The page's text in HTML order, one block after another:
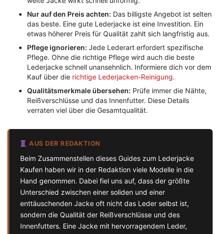
Nur auf den Preis achten: Das billigste Angebot ist selten
das beste. Eine gute Lederjacke ist eine Investition. Ein
etwas höherer Preis für Qualität zahlt sich langfristig aus.
Pflege ignorieren: Jede Lederart erfordert spezifische
Pflege. Ohne die richtige Pflege wird auch die beste
Lederjacke schnell unansehnlich. Informiere dich vor dem
Kauf über die richtige Lederjacken-Reinigung.
Qualitätsmerkmale übersehen: Prüfe immer die Nähte,
Reißverschlüsse und das Innenfutter. Diese Details
verraten viel über die Gesamtqualität.
AUS DER REDAKTION
Beim Zusammenstellen dieses Guides zum Lederjacke
Kaufen haben wir in der Redaktion viele Modelle in die
Hand genommen. Dabei fiel uns auf, dass der größte
Unterschied zwischen einer soliden und einer
enttäuschenden Jacke oft nicht das Leder selbst ist,
sondern die Qualität der Reißverschlüsse und des
Innenfutters. Eine Jacke mit hervorragendem Leder,